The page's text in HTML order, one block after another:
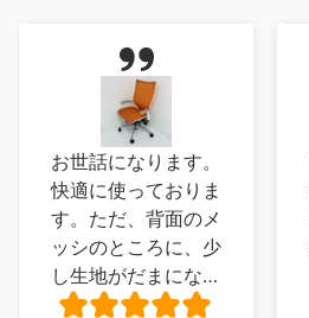
お世話になります。
快適に使っておりま
す。ただ、背面のメ
ッシのところに、少
し生地がだまになっ
ているところがあ